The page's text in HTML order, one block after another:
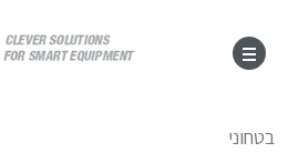
בטחוני